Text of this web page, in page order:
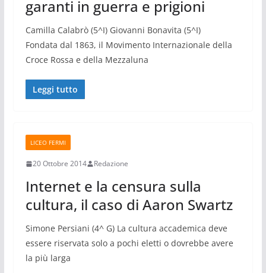
garanti in guerra e prigioni
Camilla Calabrò (5^I) Giovanni Bonavita (5^I)
Fondata dal 1863, il Movimento Internazionale della
Croce Rossa e della Mezzaluna
Leggi tutto
LICEO FERMI
20 Ottobre 2014 Redazione
Internet e la censura sulla
cultura, il caso di Aaron Swartz
Simone Persiani (4^ G) La cultura accademica deve
essere riservata solo a pochi eletti o dovrebbe avere
la più larga